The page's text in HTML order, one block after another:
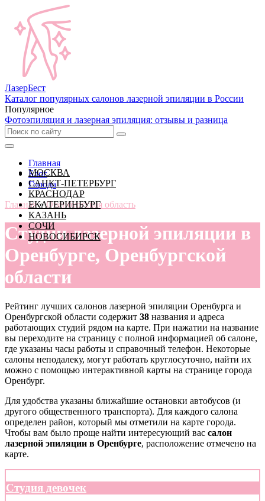
ЛазерБест
Каталог популярных салонов лазерной эпиляции в России
Популярное
Фотоэпиляция и лазерная эпиляция: отзывы и разница
МОСКВА
САНКТ-ПЕТЕРБУРГ
КРАСНОДАР
ЕКАТЕРИНБУРГ
КАЗАНЬ
СОЧИ
НОВОСИБИРСК
Главная
Блог
Города
Главная » Оренбургская область
Студии лазерной эпиляции в
Оренбурге, Оренбургской
области
Рейтинг лучших салонов лазерной эпиляции Оренбурга и
Оренбургской области содержит 38 названия и адреса
работающих студий рядом на карте. При нажатии на название
вы переходите на страницу с полной информацией об салоне,
где указаны часы работы и справочный телефон. Некоторые
салоны неподалеку, могут работать круглосуточно, найти их
можно с помощью интерактивной карты на странице города
Оренбург.
Для удобства указаны ближайшие остановки автобусов (и
другого общественного транспорта). Для каждого салона
определен район, который мы отметили на карте города.
Чтобы вам было проще найти интересующий вас салон
лазерной эпиляции в Оренбурге, расположение отмечено на
карте.
Студия девочек